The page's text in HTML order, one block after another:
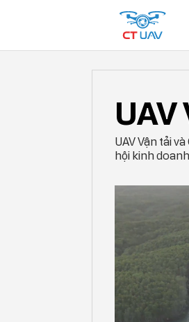
Giải pháp UAV
UAV Vận tải
hội kinh